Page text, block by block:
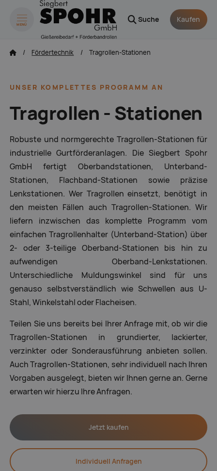
MENÜ
Suche Kaufen
zum Inhalt springen
Fördertechnik Tragrollen-Stationen
UNSER KOMPLETTES PROGRAMM AN
Tragrollen - Stationen
Robuste und normgerechte Tragrollen-Stationen für
industrielle Gurtförderanlagen. Die Siegbert Spohr
GmbH fertigt Oberbandstationen, Unterband-
Stationen, Flachband-Stationen sowie präzise
Lenkstationen. Wer Tragrollen einsetzt, benötigt in
den meisten Fällen auch Tragrollen-Stationen. Wir
liefern inzwischen das komplette Programm vom
einfachen Tragrollenhalter (Unterband-Station) über
2- oder 3-teilige Oberband-Stationen bis hin zu
aufwendigen Oberband-Lenkstationen.
Unterschiedliche Muldungswinkel sind für uns
genauso selbstverständlich wie Schwellen aus U-
Stahl, Winkelstahl oder Flacheisen.
Teilen Sie uns bereits bei Ihrer Anfrage mit, ob wir die
Tragrollen-Stationen in grundierter, lackierter,
verzinkter oder Sonderausführung anbieten sollen.
Auch Tragrollen-Stationen, sehr individuell nach Ihren
Vorgaben ausgelegt, bieten wir Ihnen gerne an. Gerne
erwarten wir hierzu Ihre Anfragen.
Jetzt kaufen
Individuell Anfragen